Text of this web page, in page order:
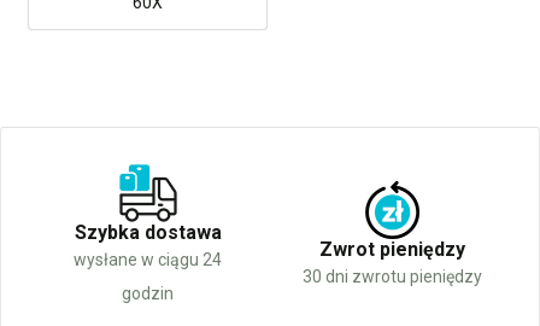
Szybka dostawa
wysłane w ciągu 24
godzin
Zwrot pieniędzy
30 dni zwrotu pieniędzy